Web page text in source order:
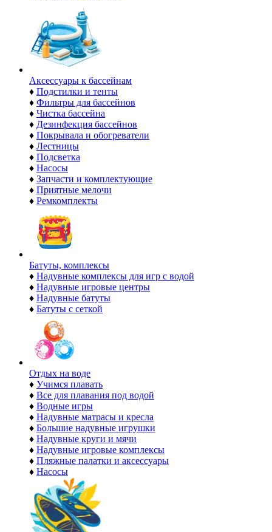
Аксессуары к бассейнам
♦ Подстилки и тенты
♦ Фильтры для бассейнов
♦ Чистка бассейна
♦ Дезинфекция бассейнов
♦ Покрывала и обогреватели
♦ Лестницы
♦ Подсветка
♦ Насосы
♦ Запчасти и комплектующие
♦ Приятные мелочи
♦ Ремкомплекты
Батуты, комплексы
♦ Надувные комплексы для игр с водой
♦ Надувные игровые центры
♦ Надувные батуты
♦ Батуты с сеткой
Отдых на воде
♦ Учимся плавать
♦ Все для плавания под водой
♦ Водные игры
♦ Надувные матрасы и кресла
♦ Большие надувные игрушки
♦ Надувные круги и мячи
♦ Надувные игровые комплексы
♦ Пляжные палатки и аксессуары
♦ Насосы